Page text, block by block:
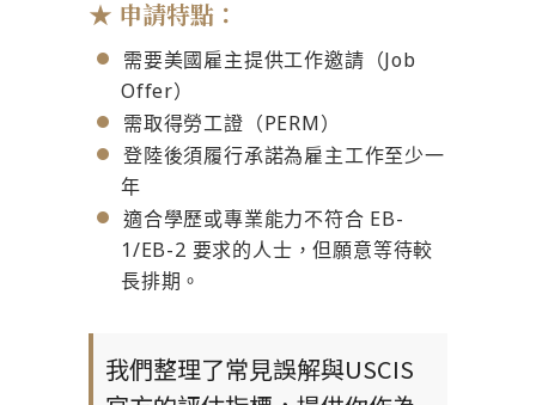
★ 申請特點：
需要美國雇主提供工作邀請（Job
Offer）
需取得勞工證（PERM）
登陸後須履行承諾為雇主工作至少一
年
適合學歷或專業能力不符合 EB-
1/EB-2 要求的人士，但願意等待較
長排期。
我們整理了常見誤解與USCIS